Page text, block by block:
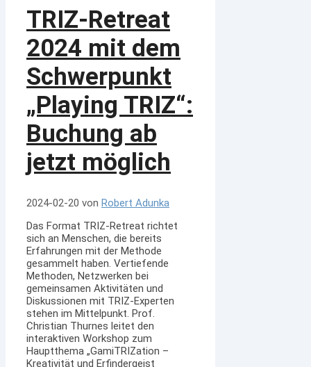
TRIZ-Retreat
2024 mit dem
Schwerpunkt
„Playing TRIZ“:
Buchung ab
jetzt möglich
2024-02-20 von Robert Adunka
Das Format TRIZ-Retreat richtet
sich an Menschen, die bereits
Erfahrungen mit der Methode
gesammelt haben. Vertiefende
Methoden, Netzwerken bei
gemeinsamen Aktivitäten und
Diskussionen mit TRIZ-Experten
stehen im Mittelpunkt. Prof.
Christian Thurnes leitet den
interaktiven Workshop zum
Hauptthema „GamiTRIZation –
Kreativität und Erfindergeist